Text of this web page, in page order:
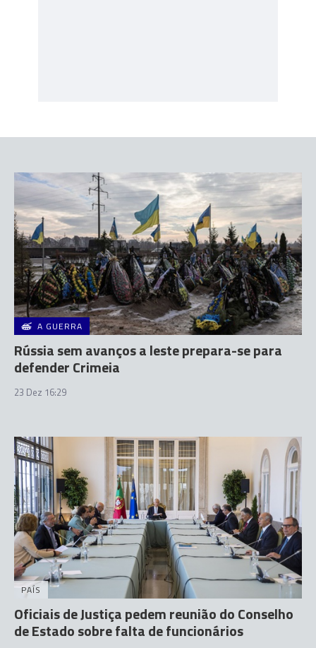
A GUERRA
Rússia sem avanços a leste prepara-se para
defender Crimeia
23 Dez 16:29
PAÍS
Oficiais de Justiça pedem reunião do Conselho
de Estado sobre falta de funcionários